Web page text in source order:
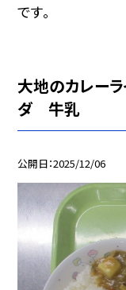
です。
大地のカレー
ダ 牛乳
公開日 2025/12/06